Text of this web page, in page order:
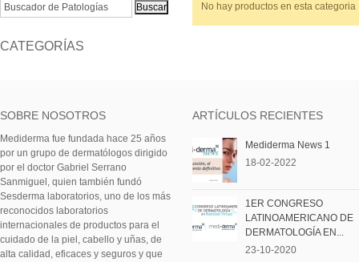
CATEGORÍAS
No hay productos en esta categoria
SOBRE NOSOTROS
Mediderma fue fundada hace 25 años
por un grupo de dermatólogos dirigido
por el doctor Gabriel Serrano
Sanmiguel, quien también fundó
Sesderma laboratorios, uno de los más
reconocidos laboratorios
internacionales de productos para el
cuidado de la piel, cabello y uñas, de
alta calidad, eficaces y seguros y que
ARTÍCULOS RECIENTES
Mediderma News 1
18-02-2022
1ER CONGRESO
LATINOAMERICANO DE
DERMATOLOGÍA EN...
23-10-2020